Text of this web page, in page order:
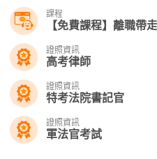
課程
【免費課程】離職帶
證照資訊
高考律師
證照資訊
特考法院書記官
證照資訊
軍法官考試